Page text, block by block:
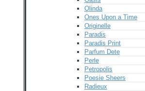
Olinda
Ones Upon a Time
Originelle
Paradis
Paradis Print
Parfum Dete
Perle
Petropolis
Poesie Sheers
Radieux